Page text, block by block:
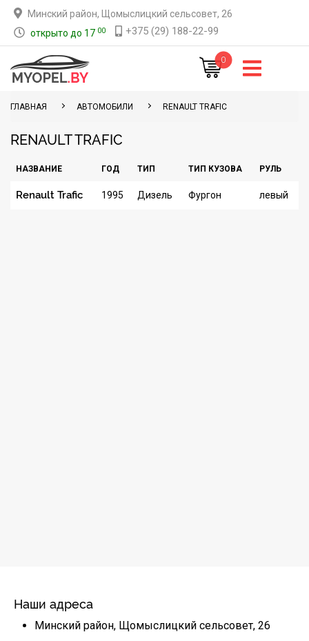
Минский район, Щомыслицкий сельсовет, 26
открыто до 17 00 +375 (29) 188-22-99
0
ГЛАВНАЯ АВТОМОБИЛИ RENAULT TRAFIC
RENAULT TRAFIC
НАЗВАНИЕ ГОД ТИП ТИП КУЗОВА РУЛЬ
Renault Trafic 1995 Дизель Фургон левый
Наши адреса
Минский район, Щомыслицкий сельсовет, 26